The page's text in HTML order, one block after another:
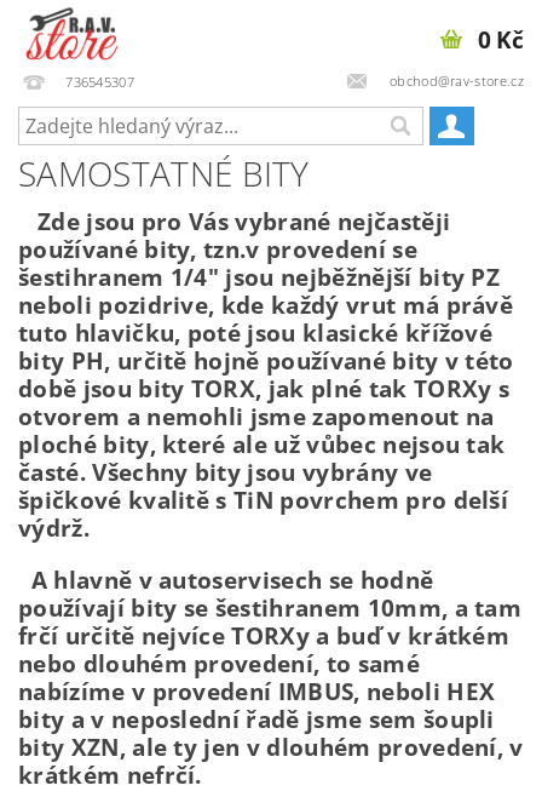
736545307 obchod@rav-store.cz
0 Kč
SAMOSTATNÉ BITY
Zde jsou pro Vás vybrané nejčastěji
používané bity, tzn.v provedení se
šestihranem 1/4" jsou nejběžnější bity PZ
neboli pozidrive, kde každý vrut má právě
tuto hlavičku, poté jsou klasické křížové
bity PH, určitě hojně používané bity v této
době jsou bity TORX, jak plné tak TORXy s
otvorem a nemohli jsme zapomenout na
ploché bity, které ale už vůbec nejsou tak
časté. Všechny bity jsou vybrány ve
špičkové kvalitě s TiN povrchem pro delší
výdrž.
A hlavně v autoservisech se hodně
používají bity se šestihranem 10mm, a tam
frčí určitě nejvíce TORXy a buď v krátkém
nebo dlouhém provedení, to samé
nabízíme v provedení IMBUS, neboli HEX
bity a v neposlední řadě jsme sem šoupli
bity XZN, ale ty jen v dlouhém provedení, v
krátkém nefrčí.